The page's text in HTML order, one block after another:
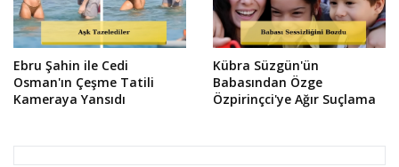
Ebru Şahin ile Cedi
Osman'ın Çeşme Tatili
Kameraya Yansıdı
Kübra Süzgün'ün
Babasından Özge
Özpirinçci'ye Ağır Suçlama